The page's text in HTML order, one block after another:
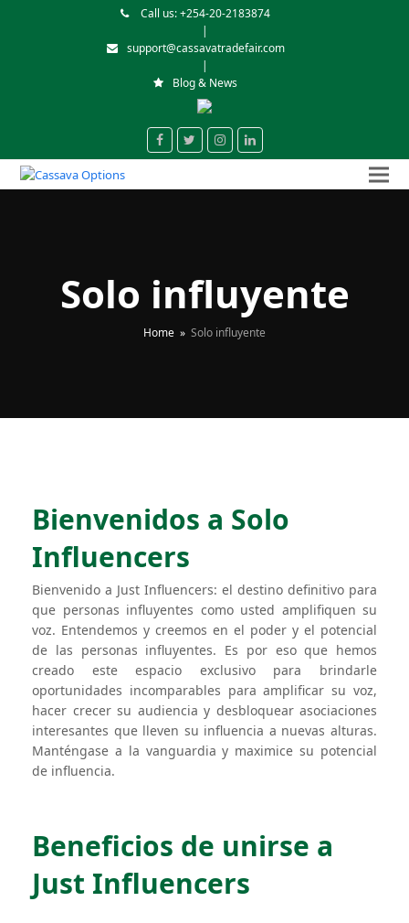
Call us: +254-20-2183874
|
support@cassavatradefair.com
|
Blog & News
Facebook
TwitterInstagram
LinkedIn
Solo influyente
Home » Solo influyente
Bienvenidos a Solo
Influencers
Bienvenido a Just Influencers: el destino definitivo para
que personas influyentes como usted amplifiquen su
voz. Entendemos y creemos en el poder y el potencial
de las personas influyentes. Es por eso que hemos
creado este espacio exclusivo para brindarle
oportunidades incomparables para amplificar su voz,
hacer crecer su audiencia y desbloquear asociaciones
interesantes que lleven su influencia a nuevas alturas.
Manténgase a la vanguardia y maximice su potencial
de influencia.
Beneficios de unirse a
Just Influencers